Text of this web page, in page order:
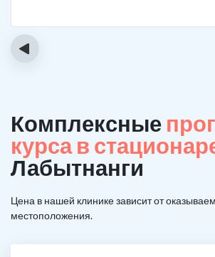
‹
Комплексные
курса в
Лабытнанги
Цена в нашей клинике зависит от
местоположения.